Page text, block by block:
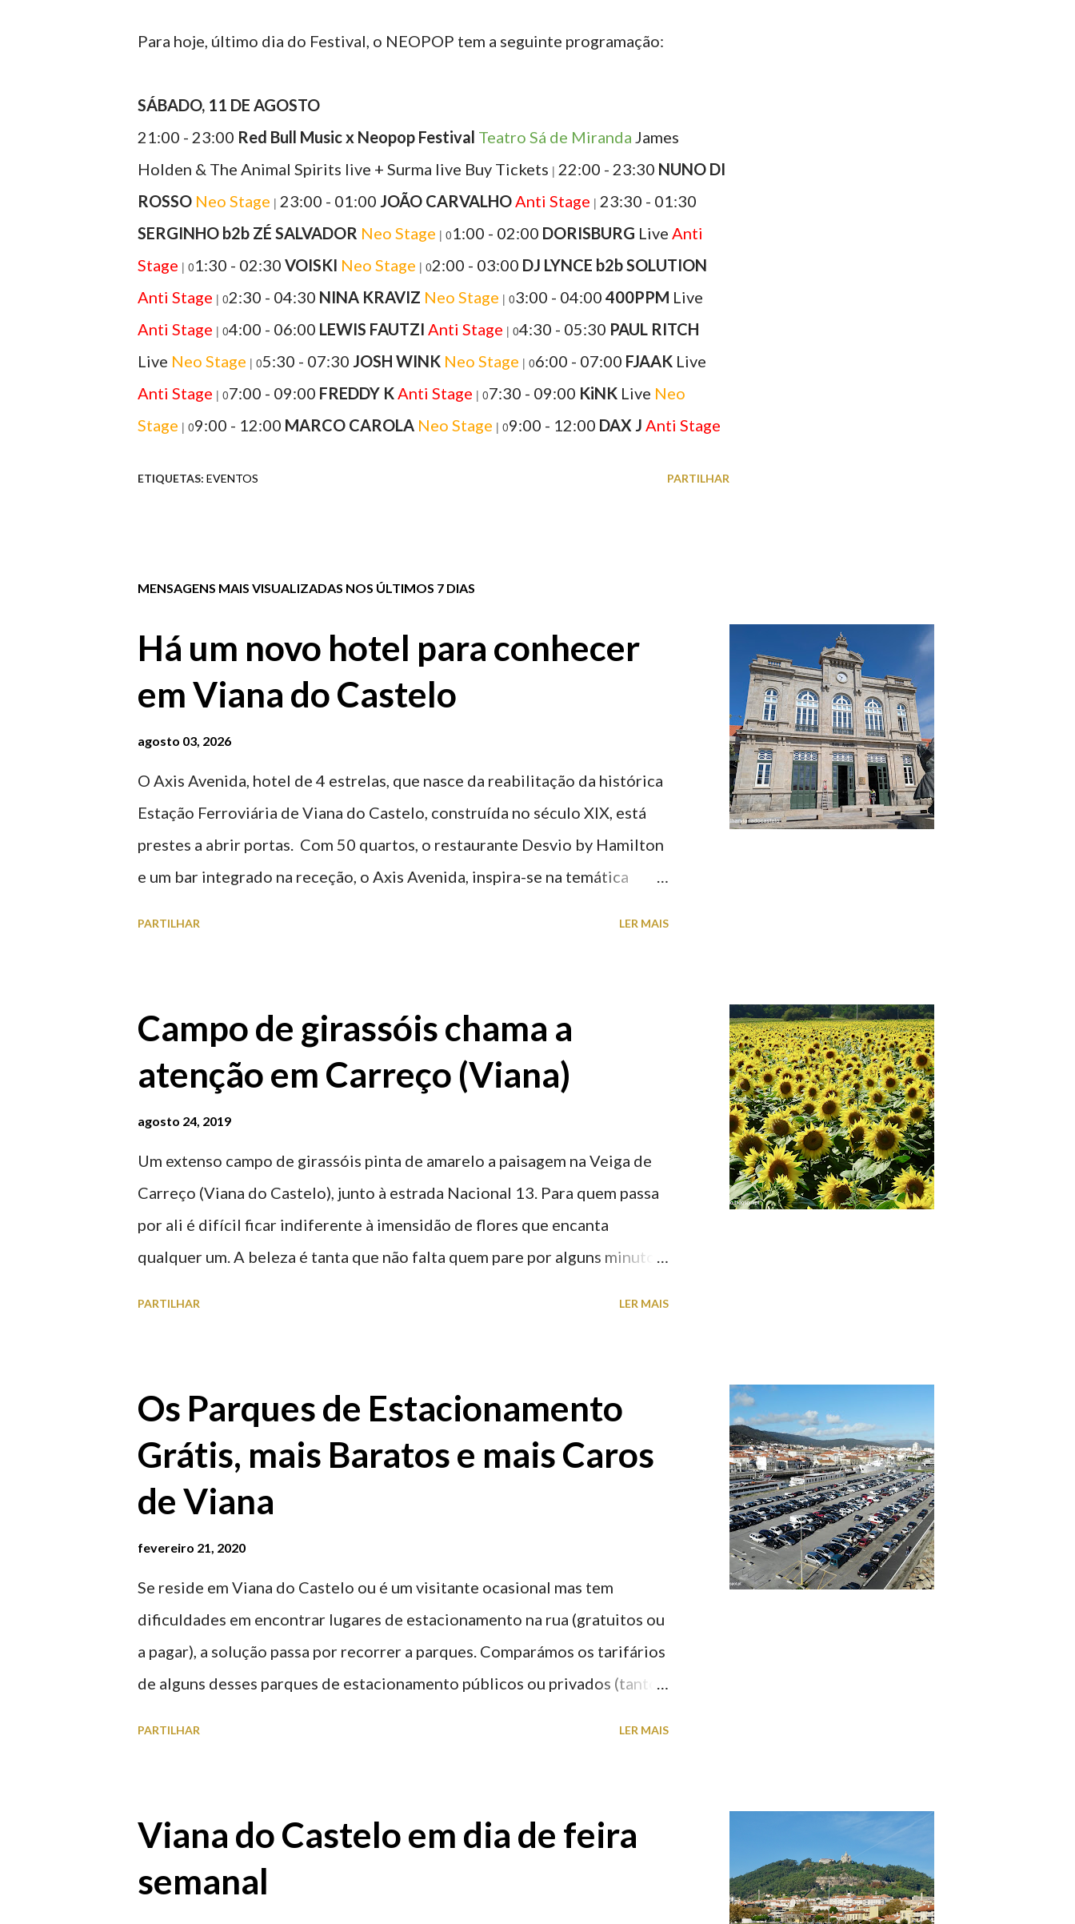
Para hoje, último dia do Festival, o NEOPOP tem a seguinte programação:
SÁBADO, 11 DE AGOSTO
21:00 - 23:00 Red Bull Music x Neopop Festival Teatro Sá de Miranda James
Holden & The Animal Spirits live + Surma live Buy Tickets | 22:00 - 23:30 NUNO DI
ROSSO Neo Stage | 23:00 - 01:00 JOÃO CARVALHOAnti Stage | 23:30 - 01:30
SERGINHO b2b ZÉ SALVADOR Neo Stage | 01:00 - 02:00 DORISBURG Live Anti
Stage | 01:30 - 02:30 VOISKI Neo Stage | 02:00 - 03:00 DJ LYNCE b2b SOLUTION
Anti Stage | 02:30 - 04:30 NINA KRAVIZ Neo Stage | 03:00 - 04:00 400PPM Live
Anti Stage | 04:00 - 06:00 LEWIS FAUTZI Anti Stage | 04:30 - 05:30 PAUL RITCH
Live Neo Stage | 05:30 - 07:30 JOSH WINK Neo Stage | 06:00 - 07:00 FJAAK Live
Anti Stage | 07:00 - 09:00 FREDDY KAnti Stage | 07:30 - 09:00 KiNK Live Neo
Stage | 09:00 - 12:00 MARCO CAROLA Neo Stage | 09:00 - 12:00 DAX J Anti Stage
ETIQUETAS: EVENTOS PARTILHAR
MENSAGENS MAIS VISUALIZADAS NOS ÚLTIMOS 7 DIAS
Há um novo hotel para conhecer
em Viana do Castelo
agosto 03, 2026
O Axis Avenida, hotel de 4 estrelas, que nasce da reabilitação da histórica
Estação Ferroviária de Viana do Castelo, construída no século XIX, está
prestes a abrir portas. Com 50 quartos, o restaurante Desvio by Hamilton
e um bar integrado na receção, o Axis Avenida, inspira-se na temática
PARTILHAR LER MAIS
Campo de girassóis chama a
atenção em Carreço (Viana)
agosto 24, 2019
Um extenso campo de girassóis pinta de amarelo a paisagem na Veiga de
Carreço (Viana do Castelo), junto à estrada Nacional 13. Para quem passa
por ali é difícil ficar indiferente à imensidão de flores que encanta
qualquer um. A beleza é tanta que não falta quem pare por alguns minutos
PARTILHAR LER MAIS
Os Parques de Estacionamento
Grátis, mais Baratos e mais Caros
de Viana
fevereiro 21, 2020
Se reside em Viana do Castelo ou é um visitante ocasional mas tem
dificuldades em encontrar lugares de estacionamento na rua (gratuitos ou
a pagar), a solução passa por recorrer a parques. Comparámos os tarifários
de alguns desses parques de estacionamento públicos ou privados (tanto
Parque da Estação Viana Shopping é grátis de 2ª a 5ª feira a partir das
20:00 (DIAS ÚTEIS)
PARTILHAR LER MAIS
Viana do Castelo em dia de feira
semanal